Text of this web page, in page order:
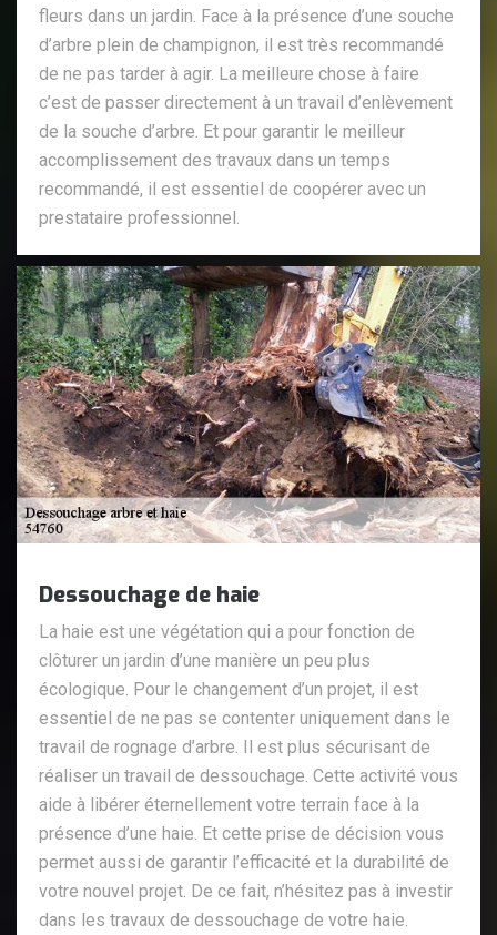
fleurs dans un jardin. Face à la présence d’une souche
d’arbre plein de champignon, il est très recommandé
de ne pas tarder à agir. La meilleure chose à faire
c’est de passer directement à un travail d’enlèvement
de la souche d’arbre. Et pour garantir le meilleur
accomplissement des travaux dans un temps
recommandé, il est essentiel de coopérer avec un
prestataire professionnel.
Dessouchage de haie
La haie est une végétation qui a pour fonction de
clôturer un jardin d’une manière un peu plus
écologique. Pour le changement d’un projet, il est
essentiel de ne pas se contenter uniquement dans le
travail de rognage d’arbre. Il est plus sécurisant de
réaliser un travail de dessouchage. Cette activité vous
aide à libérer éternellement votre terrain face à la
présence d’une haie. Et cette prise de décision vous
permet aussi de garantir l’efficacité et la durabilité de
votre nouvel projet. De ce fait, n’hésitez pas à investir
dans les travaux de dessouchage de votre haie.